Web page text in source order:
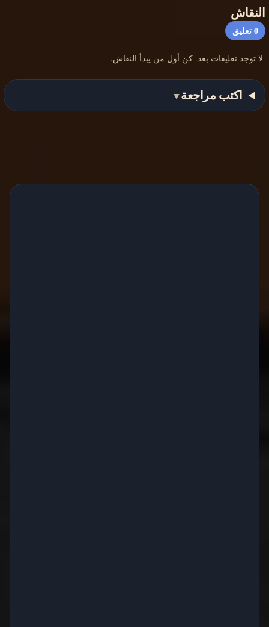
النقاش
0تعليق
لا توجد تعليقات بعد. كن أول من يبدأ النقاش.
اكتب مراجعة▼